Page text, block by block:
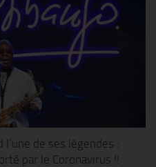
l’une de ses légendes :
par le Coronavirus !!